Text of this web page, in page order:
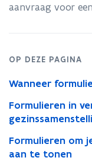
om
aan
dossier
voor
een
studietoelage
aanvraag voor
OP DEZE PAGINA
Wanneer
Formulieren in
Formulieren om
aan te tonen